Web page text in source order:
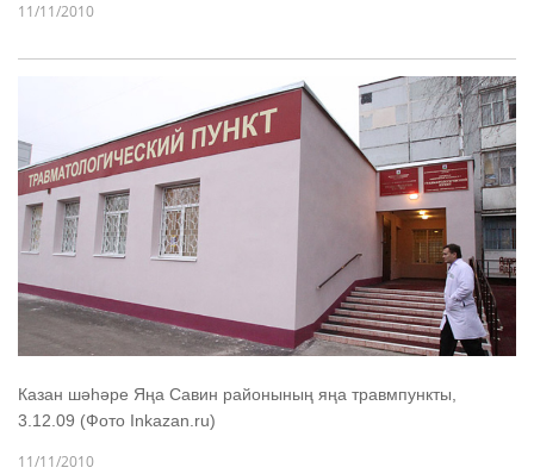
11/11/2010
Казан шәһәре Яңа Савин районының яңа травмпункты,
3.12.09 (Фото Inkazan.ru)
11/11/2010